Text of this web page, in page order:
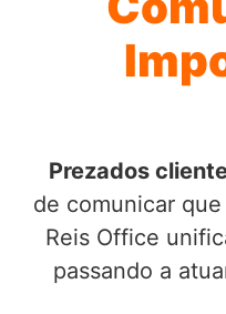
Prezados
de comunicar
Reis Office
passando a